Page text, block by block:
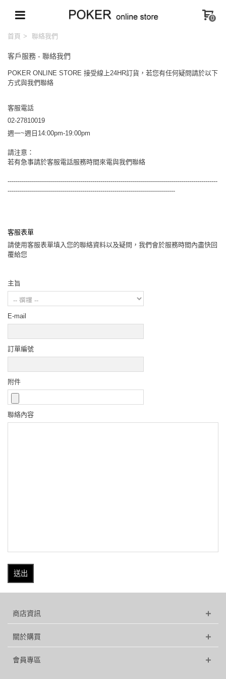
0
首頁 > 聯絡我們
客戶服務 - 聯絡我們
POKER ONLINE STORE 接受線上24HR訂貨，若您有任何疑問請於以下
方式與我們聯絡
客服電話
02-27810019
週一~週日 14:00pm-19:00pm
請注意：
若有急事請於客服電話服務時間來電與我們聯絡
--------------------------------------------------------------------------------------------------------
-----------------------------------------------------------------------------------
客服表單
請使用客服表單填入您的聯絡資料以及疑問，我們會於服務時間內盡快回
覆給您
主旨
E-mail
訂單編號
附件
聯絡內容
送出
商店資訊
關於購買
會員專區